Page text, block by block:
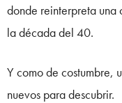
donde reinterpreta una
la década del 40.
Y como de costumbre,
nuevos para descubrir.